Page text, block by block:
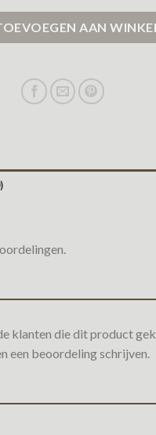
AAN
klanten die dit product
een beoordeling schrijven.